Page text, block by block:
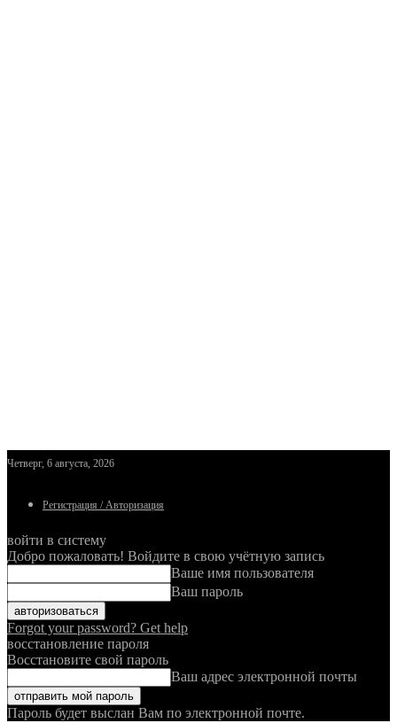
Четверг, 6 августа, 2026
Регистрация / Авторизация
войти в систему
Добро пожаловать! Войдите в свою учётную запись
Ваше имя пользователя
Ваш пароль
Forgot your password? Get help
восстановление пароля
Восстановите свой пароль
Ваш адрес электронной почты
Пароль будет выслан Вам по электронной почте.